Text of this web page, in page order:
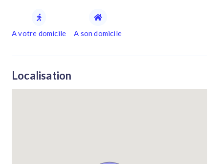
A votre domicile A son domicile
Localisation